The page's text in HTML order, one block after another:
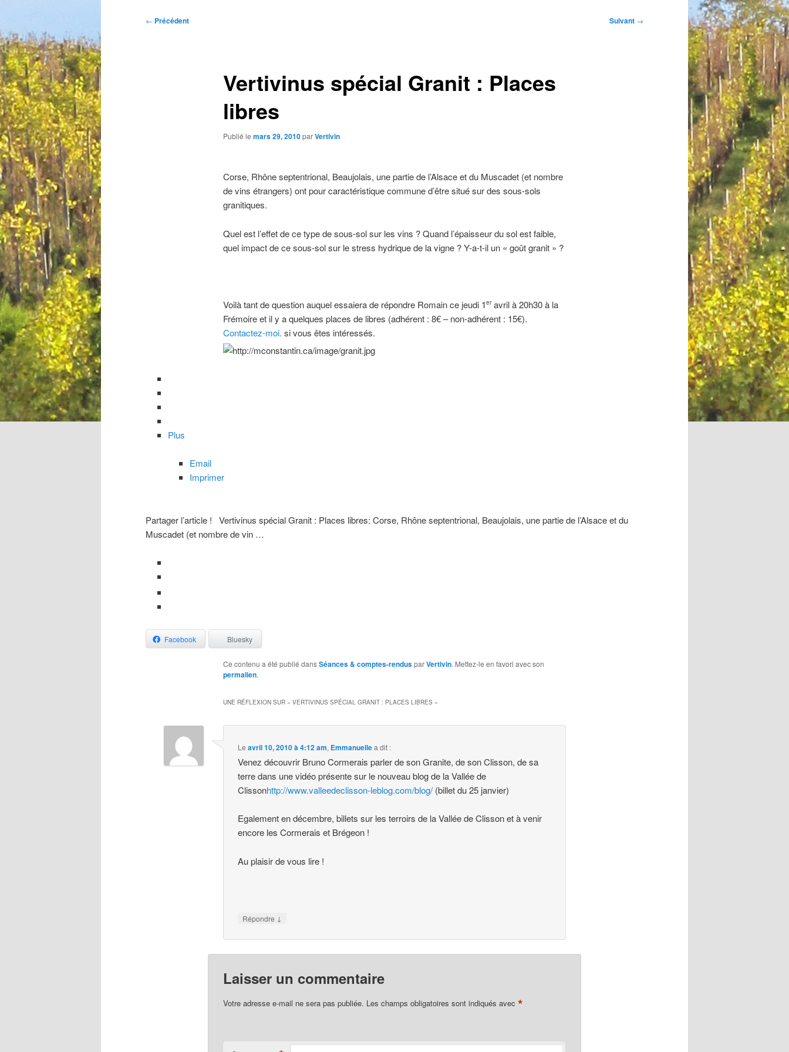
Navigation
← Précédent Suivant →
Vertivinus spécial Granit : Places
libres
Publié le mars 29, 2010parVertivin
Corse, Rhône septentrional, Beaujolais, une partie de l’Alsace et du Muscadet (et nombre
de vins étrangers) ont pour caractéristique commune d’être situé sur des sous-sols
granitiques.
Quel est l’effet de ce type de sous-sol sur les vins ? Quand l’épaisseur du sol est faible,
quel impact de ce sous-sol sur le stress hydrique de la vigne ? Y-a-t-il un « goût granit » ?
Voilà tant de question auquel essaiera de répondre Romain ce jeudi 1eravril à 20h30 à la
Frémoire et il y a quelques places de libres (adhérent : 8€ – non-adhérent : 15€).
Contactez-moi. si vous êtes intéressés.
Plus
Email
Imprimer
Partager l’article !
Vertivinus spécial Granit : Places libres: Corse, Rhône septentrional, Beaujolais, une partie de l’Alsace et du
Muscadet (et nombre de vin …
Facebook Bluesky
Ce contenu a été publié dansSéances & comptes-rendusparVertivin. Mettez-le en favori avec son
permalien.
UNE RÉFLEXION SUR « VERTIVINUS SPÉCIAL GRANIT : PLACES LIBRES»
Leavril 10, 2010 à 4:12 am, Emmanuellea dit :
Venez découvrir Bruno Cormerais parler de son Granite, de son Clisson, de sa
terre dans une vidéo présente sur le nouveau blog de la Vallée de
Clissonhttp://www.valleedeclisson-leblog.com/blog/ (billet du 25 janvier)
Egalement en décembre, billets sur les terroirs de la Vallée de Clisson et à venir
encore les Cormerais et Brégeon !
Au plaisir de vous lire !
Répondre ↓
Laisser un commentaire
Votre adresse e-mail ne sera pas publiée. Les champs obligatoires sont indiqués avec *